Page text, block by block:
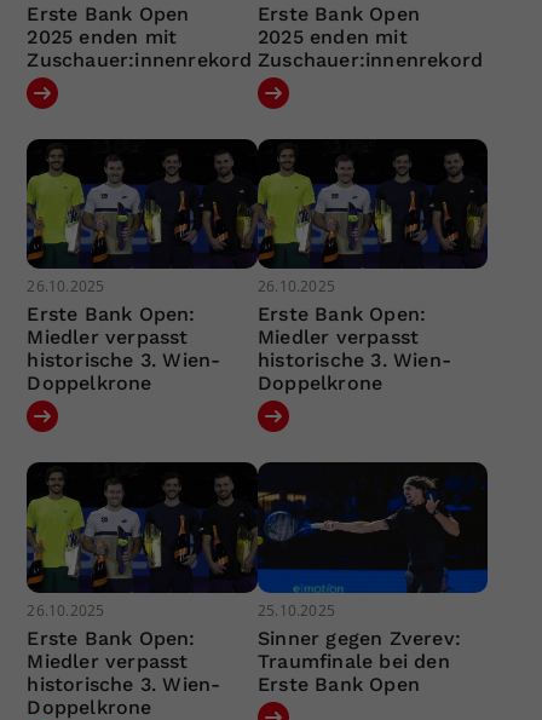
Erste Bank Open
2025 enden mit
Zuschauer:innenrekord
Erste Bank Open
2025 enden mit
Zuschauer:innenrekord
26.10.2025
Erste Bank Open:
Miedler verpasst
historische 3. Wien-
Doppelkrone
26.10.2025
Erste Bank Open:
Miedler verpasst
historische 3. Wien-
Doppelkrone
26.10.2025
Erste Bank Open:
Miedler verpasst
historische 3. Wien-
Doppelkrone
25.10.2025
Sinner gegen Zverev:
Traumfinale bei den
Erste Bank Open